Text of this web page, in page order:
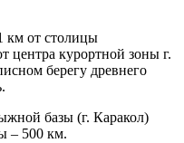
км от столицы
центра курортной зоны г.
берегу древнего
базы (г. Каракол)
– 500 км.